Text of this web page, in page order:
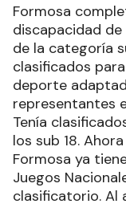
Formosa
discapacidad
de la categoría
clasificados
deporte
representantes
Tenía
los sub 18.
Formosa ya
Juegos
clasificatorio. Al